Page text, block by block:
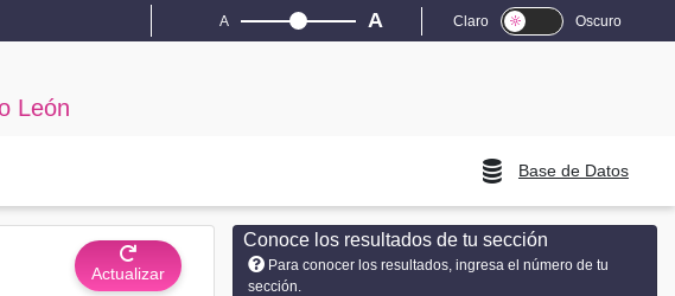
A A Claro Oscuro
León
Base de Datos
Actualizar
Conoce los resultados de tu sección
Para conocer los resultados, ingresa el número de tu
sección.